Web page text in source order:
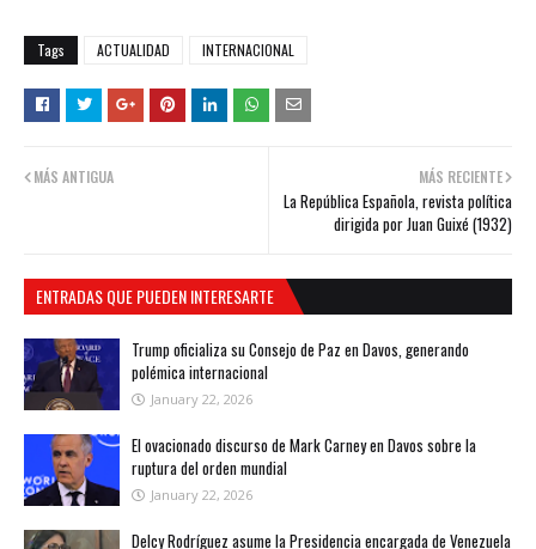
Tags ACTUALIDAD INTERNACIONAL
MÁS RECIENTE
La República Española, revista política
dirigida por Juan Guixé (1932)
MÁS ANTIGUA
ENTRADAS QUE PUEDEN INTERESARTE
Trump oficializa su Consejo de Paz en Davos, generando
polémica internacional
January 22, 2026
El ovacionado discurso de Mark Carney en Davos sobre la
ruptura del orden mundial
January 22, 2026
Delcy Rodríguez asume la Presidencia encargada de Venezuela